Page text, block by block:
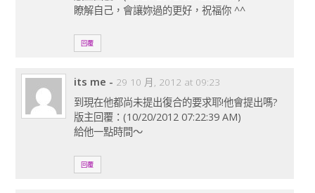
瞭解自己，會讓妳過的更好，祝福你 ^^
回覆
its me - 29 10 月, 2012 at 09:23
到現在他都尚未提出復合的要求耶!他會提出嗎?
版主回覆：(10/20/2012 07:22:39 AM)
給他一點時間～
回覆